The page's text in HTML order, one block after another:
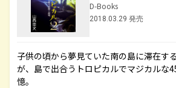
D-Books
2018.03.29 発売
子供の頃から夢見ていた南の島に滞在す
が、島で出合うトロピカルでマジカルな
憶。